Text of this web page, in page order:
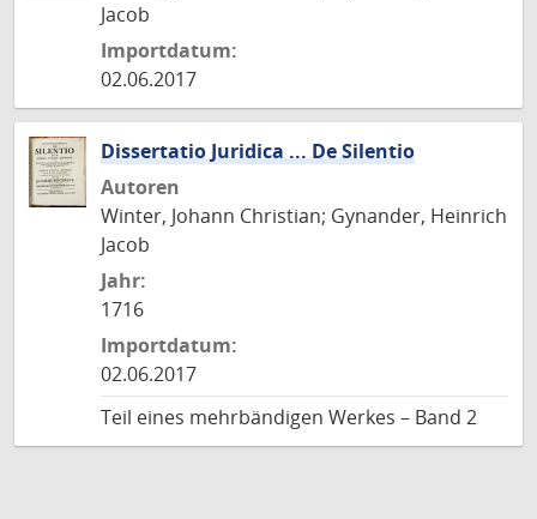
Jacob
Importdatum:
02.06.2017
Dissertatio Juridica ... De Silentio
Autoren
Winter, Johann Christian; Gynander, Heinrich
Jacob
Jahr:
1716
Importdatum:
02.06.2017
Teil eines mehrbändigen Werkes – Band 2